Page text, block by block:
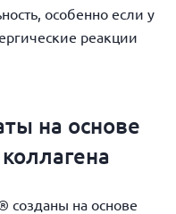
особенно если у
реакции
на основе
созданы на основе